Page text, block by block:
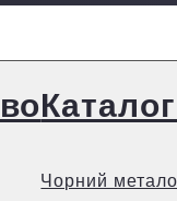
оптимальне
матеріалу
атмосферних впливів,
перепадами
з
Чорний